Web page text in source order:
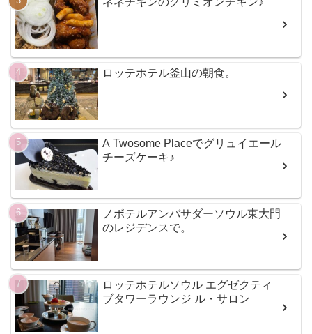
ロッテホテル釜山の朝食。
A Twosome Placeでグリュイエール
チーズケーキ♪
ノボテルアンバサダーソウル東大門
のレジデンスで。
ロッテホテルソウル エグゼクティ
ブタワーラウンジ ル・サロン